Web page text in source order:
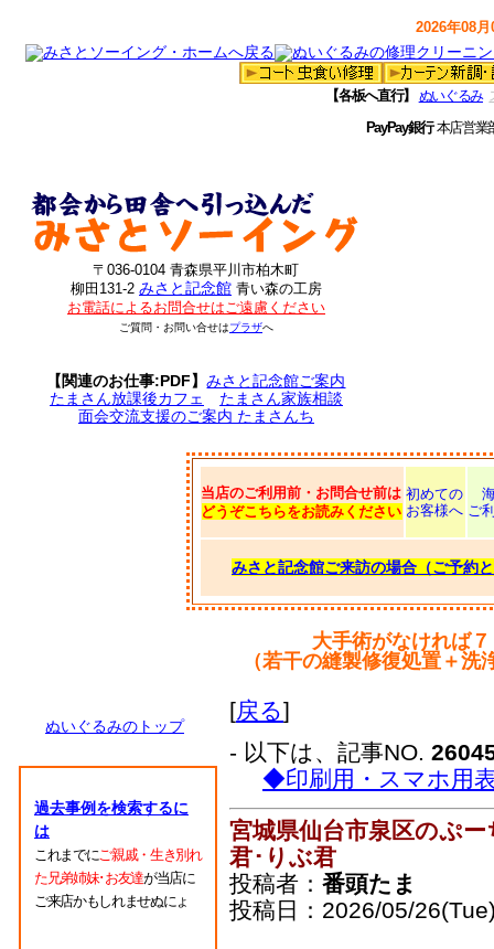
2026年08
【各板へ直行】 ぬいぐるみ
PayPay銀行本店営
〒036-0104 青森県平川市柏木町
柳田131-2 みさと記念館 青い森の工房
お電話によるお問合せはご遠慮ください
ご質問・お問い合せはプラザへ
【関連のお仕事:PDF】みさと記念館ご案内
たまさん放課後カフェ
たまさん家族相談
面会交流支援のご案内 たまさんち
当店のご利用前・お問合せ前は
どうぞこちらをお読みください
初めての
お客様へ ご
みさと記念館ご来訪の場合（ご予約
大手術がなければ
（若干の縫製修復処置＋
ぬいぐるみのトップ
過去事例を検索するに
は
これまでにご親戚・生き別れ
た兄弟姉妹･お友達が当店に
ご来店かもしれませぬにょ
[戻る]
- 以下は、記事NO.
◆印刷用・スマホ用
宮城県仙台市泉区のぷ
君･りぶ君
投稿者： 番頭たま
投稿日：2026/05/